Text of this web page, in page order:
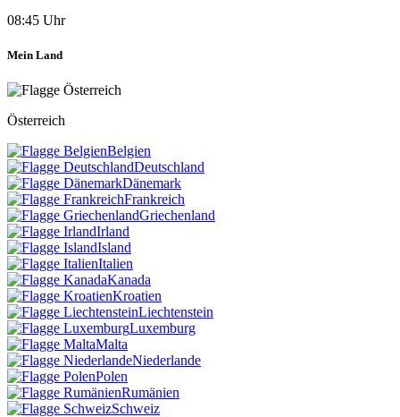
08:45 Uhr
Mein Land
Österreich
Belgien
Deutschland
Dänemark
Frankreich
Griechenland
Irland
Island
Italien
Kanada
Kroatien
Liechtenstein
Luxemburg
Malta
Niederlande
Polen
Rumänien
Schweiz